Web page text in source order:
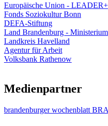
Europäische Union - LEADER+
Fonds Soziokultur Bonn
DEFA-Stiftung
Land Brandenburg -
Landkreis Havelland
Agentur für Arbeit
Volksbank Rathenow
Medienpartner
brandenburger wochenblatt